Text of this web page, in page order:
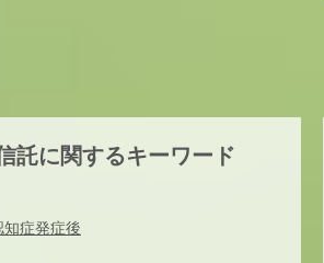
託に関するキーワード
症発症後